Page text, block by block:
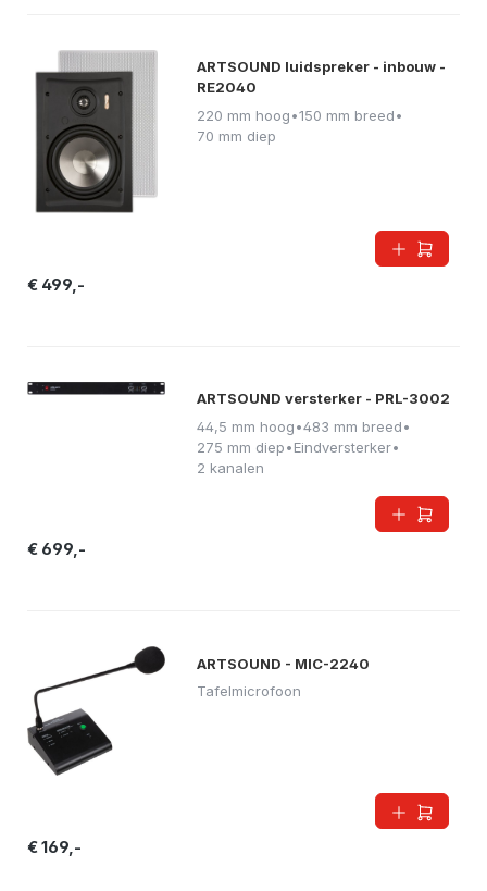
ARTSOUND luidspreker - inbouw -
RE2040
220 mm hoog•150 mm breed•
70 mm diep
€ 499,-
ARTSOUND versterker - PRL-3002
44,5 mm hoog•483 mm breed•
275 mm diep•Eindversterker•
2 kanalen
€ 699,-
ARTSOUND - MIC-2240
Tafelmicrofoon
€ 169,-